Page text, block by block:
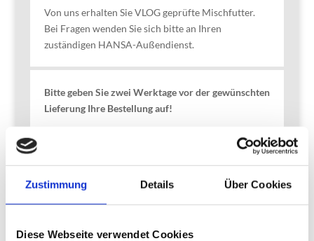
Zustimmung Details Über Cookies
Diese Webseite verwendet Cookies
Von uns erhalten Sie VLOG geprüfte Mischfutter.
Bei Fragen wenden Sie sich bitte an Ihren
zuständigen HANSA-Außendienst.
Bitte geben Sie zwei Werktage vor der gewünschten
Lieferung Ihre Bestellung auf!
Füllen Sie das Formular direkt aus und speichern Sie
die Datei mit Ihren Daten auf Ihrer Festplatte.
Auftrags-Hotline senden.